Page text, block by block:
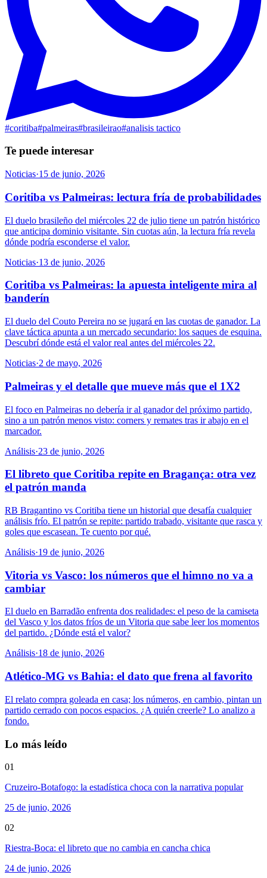
#coritiba#palmeiras#brasileirao#analisis tactico
Te puede interesar
Noticias·15 de junio, 2026
Coritiba vs Palmeiras: lectura fría de probabilidades
El duelo brasileño del miércoles 22 de julio tiene un patrón histórico
que anticipa dominio visitante. Sin cuotas aún, la lectura fría revela
dónde podría esconderse el valor.
Noticias·13 de junio, 2026
Coritiba vs Palmeiras: la apuesta inteligente mira al
banderín
El duelo del Couto Pereira no se jugará en las cuotas de ganador. La
clave táctica apunta a un mercado secundario: los saques de esquina.
Descubrí dónde está el valor real antes del miércoles 22.
Noticias·2 de mayo, 2026
Palmeiras y el detalle que mueve más que el 1X2
El foco en Palmeiras no debería ir al ganador del próximo partido,
sino a un patrón menos visto: corners y remates tras ir abajo en el
marcador.
Análisis·23 de junio, 2026
El libreto que Coritiba repite en Bragança: otra vez
el patrón manda
RB Bragantino vs Coritiba tiene un historial que desafía cualquier
análisis frío. El patrón se repite: partido trabado, visitante que rasca y
goles que escasean. Te cuento por qué.
Análisis·19 de junio, 2026
Vitoria vs Vasco: los números que el himno no va a
cambiar
El duelo en Barradão enfrenta dos realidades: el peso de la camiseta
del Vasco y los datos fríos de un Vitoria que sabe leer los momentos
del partido. ¿Dónde está el valor?
Análisis·18 de junio, 2026
Atlético-MG vs Bahia: el dato que frena al favorito
El relato compra goleada en casa; los números, en cambio, pintan un
partido cerrado con pocos espacios. ¿A quién creerle? Lo analizo a
fondo.
Lo más leído
01
Cruzeiro-Botafogo: la estadística choca con la narrativa popular
25 de junio, 2026
02
Riestra-Boca: el libreto que no cambia en cancha chica
24 de junio, 2026